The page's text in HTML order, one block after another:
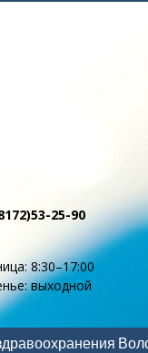
25-90
8:30–17:00
выходной